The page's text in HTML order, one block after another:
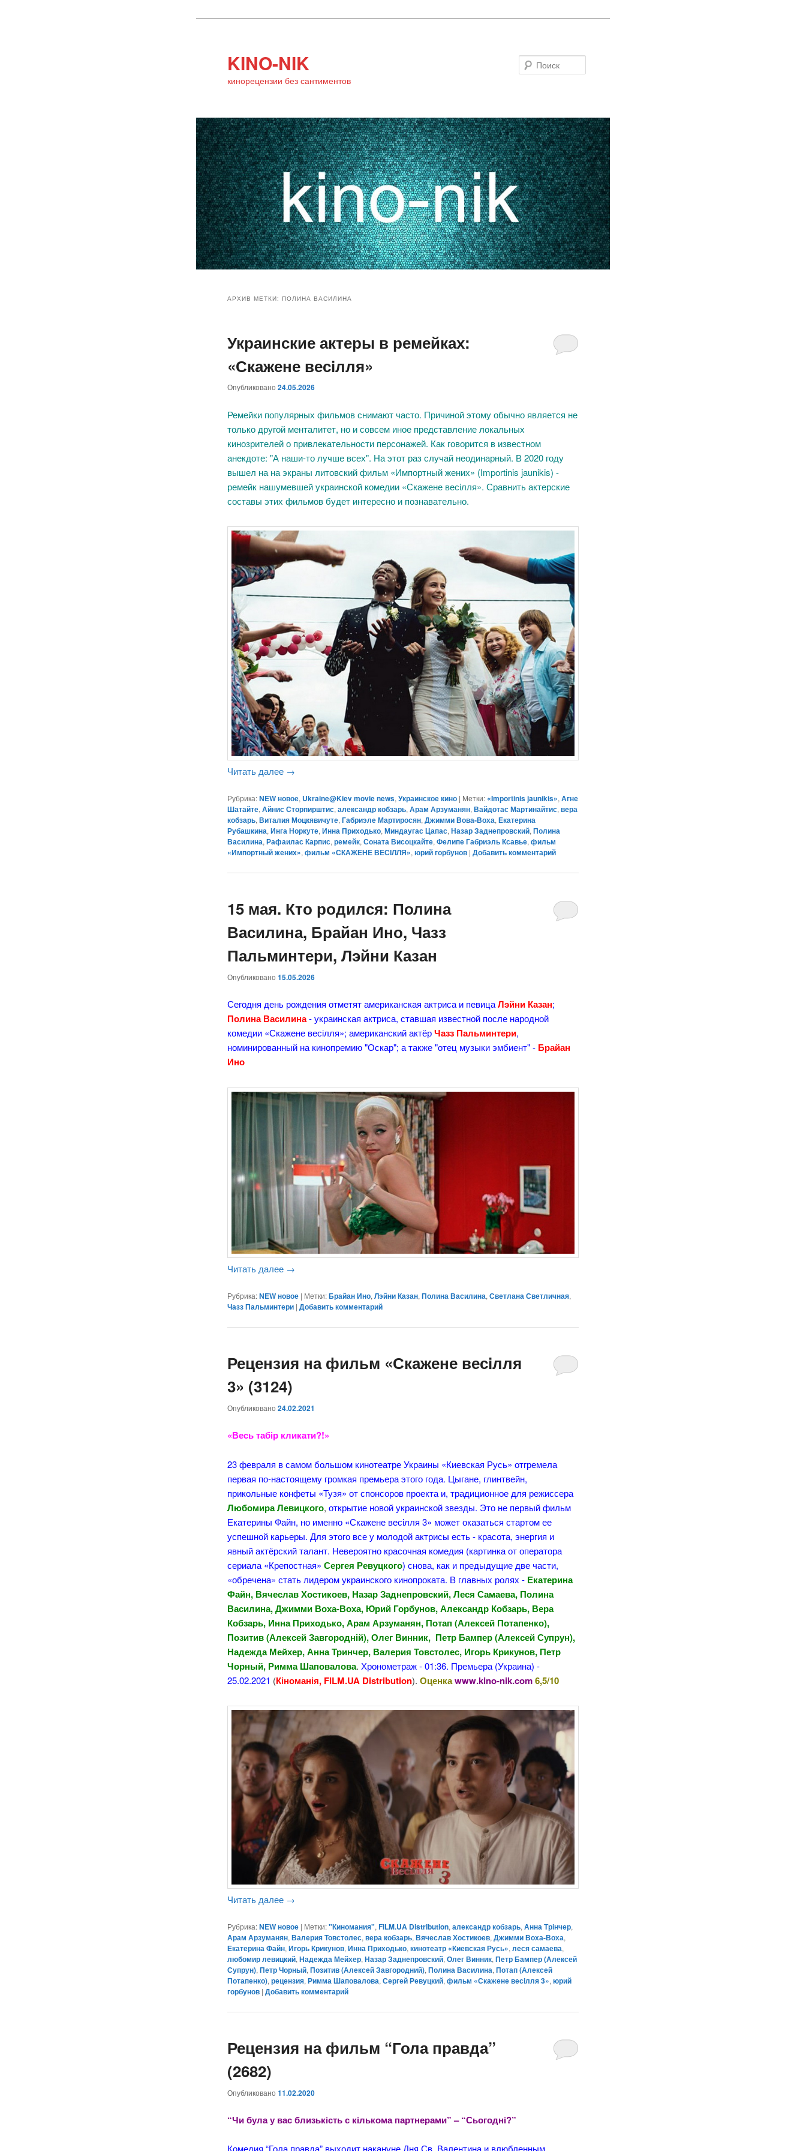
KINO-NIK
кинорецензии без сантиментов
основному
содержимому
дополнительному
содержимому
АРХИВ МЕТКИ:ПОЛИНА ВАСИЛИНА
Украинские актеры в ремейках:
«Скажене весiлля»
Опубликовано24.05.2026
Ремейки популярных фильмов снимают часто. Причиной этому обычно является не
только другой менталитет, но и совсем иное представление локальных
кинозрителей о привлекательности персонажей. Как говорится в известном
анекдоте: "А наши-то лучше всех". На этот раз случай неодинарный. В 2020 году
вышел на на экраны литовский фильм «Импортный жених» (Importinis jaunikis) -
ремейк нашумевшей украинской комедии «Скажене весiлля». Сравнить актерские
составы этих фильмов будет интересно и познавательно.
Читать далее →
Рубрика: NEW новое, Ukraine@Kiev movie news,Украинское кино | Метки: «Importinis jaunikis»,Агне
Шатайте,Айнис Сторпирштис,александр кобзарь,Арам Арзуманян,Вайдотас Мартинайтис,вера
кобзарь,Виталия Моцкявичуте,Габриэле Мартиросян,Джимми Вова-Воха,Екатерина
Рубашкина,Инга Норкуте,Инна Приходько,Миндаугас Цапас,Назар Заднепровский,Полина
Василина,Рафаилас Карпис,ремейк,Соната Висоцкайте,Фелипе Габриэль Ксавье,фильм
«Импортный жених»,фильм «СКАЖЕНЕ ВЕСІЛЛЯ»,юрий горбунов |Добавить комментарий
15 мая. Кто родился: Полина
Василина, Брайан Ино, Чазз
Пальминтери, Лэйни Казан
Опубликовано15.05.2026
Сегодня день рождения отметят американская актриса и певицаЛэйни Казан;
Полина Василина- украинская актриса, ставшая известной после народной
комедии «Скажене весілля»; американский актёрЧазз Пальминтери,
номинированный на кинопремию "Оскар"; а также "отец музыки эмбиент" - Брайан
Ино
Читать далее →
Рубрика: NEW новое | Метки: Брайан Ино,Лэйни Казан,Полина Василина,Светлана Светличная,
Чазз Пальминтери |Добавить комментарий
Рецензия на фильм «Скажене весiлля
3» (3124)
Опубликовано24.02.2021
«Весь табір кликати?!»
23 февраля в самом большом кинотеатре Украины «Киевская Русь» отгремела
первая по-настоящему громкая премьера этого года. Цыгане, глинтвейн,
прикольные конфеты «Тузя» от спонсоров проекта и, традиционное для режиссера
Любомира Левицкого,открытие новой украинской звезды. Это не первый фильм
Екатерины Файн, но именно «Скажене весiлля 3» может оказаться стартом ее
успешной карьеры. Для этого все у молодой актрисы есть - красота, энергия и
явный актёрский талант. Невероятно красочная комедия (картинка от оператора
сериала «Крепостная» Сергея Ревуцкого) снова, как и предыдущие две части,
«обречена» стать лидером украинского кинопроката. В главных ролях - Екатерина
Файн, Вячеслав Хостикоев, Назар Заднепровский, Леся Самаева, Полина
Василина, Джимми Воха-Воха, Юрий Горбунов, Александр Кобзарь, Вера
Кобзарь, Инна Приходько, Арам Арзуманян, Потап (Алексей Потапенко),
Позитив (Алексей Завгородній), Олег Винник, Петр Бампер (Алексей Супрун),
Надежда Мейхер, Анна Тринчер, Валерия Товстолес, Игорь Крикунов, Петр
Чорный, Римма Шаповалова.Хронометраж - 01:36. Премьера (Украина) -
25.02.2021 (Кіноманія, FILM.UA Distribution).Оценкаwww.kino-nik.com6,5/10
Читать далее →
Рубрика: NEW новое | Метки: "Киномания",FILM.UA Distribution,александр кобзарь,Анна Трінчер,
Арам Арзуманян,Валерия Товстолес,вера кобзарь,Вячеслав Хостикоев,Джимми Воха-Воха,
Екатерина Файн,Игорь Крикунов,Инна Приходько,кинотеатр «Киевская Русь»,леся самаева,
любомир левицкий,Надежда Мейхер,Назар Заднепровский,Олег Винник,Петр Бампер (Алексей
Супрун),Петр Чорный,Позитив (Алексей Завгородний),Полина Василина,Потап (Алексей
Потапенко),рецензия,Римма Шаповалова,Сергей Ревуцкий,фильм «Скажене весiлля 3»,юрий
горбунов |Добавить комментарий
Рецензия на фильм “Гола правда”
(2682)
Опубликовано11.02.2020
“Чи була у вас близькість с кількома партнерами” – “Сьогодні?”